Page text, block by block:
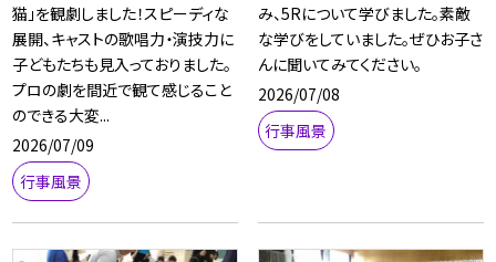
猫」を観劇しました！スピーディな
展開、キャストの歌唱力・演技力に
子どもたちも見入っておりました。
プロの劇を間近で観て感じること
のできる大変...
2026/07/09
行事風景
み、5Rについて学びました。素敵
な学びをしていました。ぜひお子さ
んに聞いてみてください。
2026/07/08
行事風景